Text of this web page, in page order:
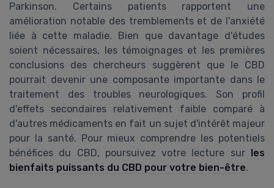
Parkinson. Certains patients rapportent une
amélioration notable des tremblements et de l'anxiété
liée à cette maladie. Bien que davantage d'études
soient nécessaires, les témoignages et les premières
conclusions des chercheurs suggèrent que le CBD
pourrait devenir une composante importante dans le
traitement des troubles neurologiques. Son profil
d'effets secondaires relativement faible comparé à
d'autres médicaments en fait un sujet d'intérêt majeur
pour la santé. Pour mieux comprendre les potentiels
bénéfices du CBD, poursuivez votre lecture sur
les
bienfaits puissants du CBD pour votre bien-être.